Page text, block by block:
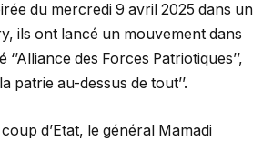
du mercredi 9 avril 2025 dans un
ils ont lancé un mouvement dans
des Forces Patriotiques’’,
patrie au-dessus de tout’’.
d’Etat, le général Mamadi